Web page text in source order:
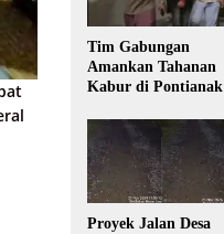
Tim Gabungan
Amankan Tahanan
Kabur di Pontianak
Proyek Jalan Desa